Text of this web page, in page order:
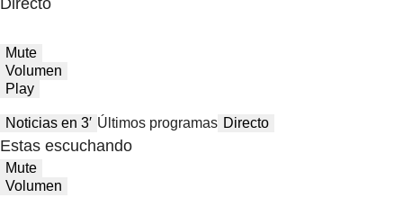
Directo
Mute
Volumen
Play
Noticias en 3′ Últimos programas Directo
Estas escuchando
Mute
Volumen